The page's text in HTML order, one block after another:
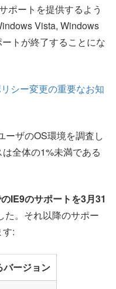
ポートを提供するよう
Vista, Windows
トが終了することにな
シー変更の重要なお知
ーザのOS環境を調査し
全体の1%未満である
IE9のサポートを3月31
た。それ以降のサポー
す:
バージョン